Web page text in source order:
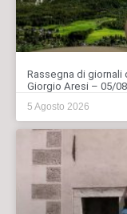
Rassegna di giornali
Giorgio Aresi – 05/
5 Agosto 2026